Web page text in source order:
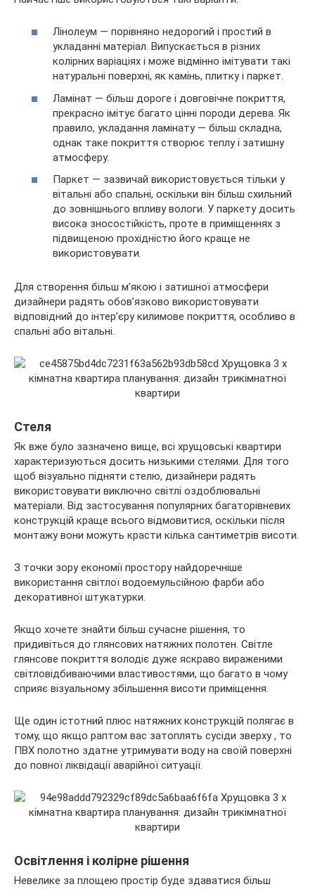
Лінолеум — порівняно недорогий і простий в
укладанні матеріал. Випускається в різних
колірних варіаціях і може відмінно імітувати такі
натуральні поверхні, як камінь, плитку і паркет.
Ламінат — більш дороге і довговічне покриття,
прекрасно імітує багато цінні породи дерева. Як
правило, укладання ламінату — більш складна,
однак таке покриття створює теплу і затишну
атмосферу.
Паркет — зазвичай використовується тільки у
вітальні або спальні, оскільки він більш схильний
до зовнішнього впливу вологи. У паркету досить
висока зносостійкість, проте в приміщеннях з
підвищеною прохідністю його краще не
використовувати.
Для створення більш м’якою і затишної атмосфери
дизайнери радять обов’язково використовувати
відповідний до інтер’єру килимове покриття, особливо в
спальні або вітальні.
Стеля
Як вже було зазначено вище, всі хрущовські квартири
характеризуються досить низькими стелями. Для того
щоб візуально підняти стелю, дизайнери радять
використовувати виключно світлі оздоблювальні
матеріали. Від застосування популярних багаторівневих
конструкцій краще всього відмовитися, оскільки після
монтажу вони можуть красти кілька сантиметрів висоти.
З точки зору економії простору найдоречніше
використання світлої водоемульсійною фарби або
декоративної штукатурки.
Якщо хочете знайти більш сучасне рішення, то
придивіться до глянсових натяжних полотен. Світле
глянсове покриття володіє дуже яскраво вираженими
світловідбиваючими властивостями, що багато в чому
сприяє візуальному збільшення висоти приміщення.
Ще один істотний плюс натяжних конструкцій полягає в
тому, що якщо раптом вас затоплять сусіди зверху , то
ПВХ полотно здатне утримувати воду на своїй поверхні
до повної ліквідації аварійної ситуації.
Освітлення і колірне рішення
Невелике за площею простір буде здаватися більш